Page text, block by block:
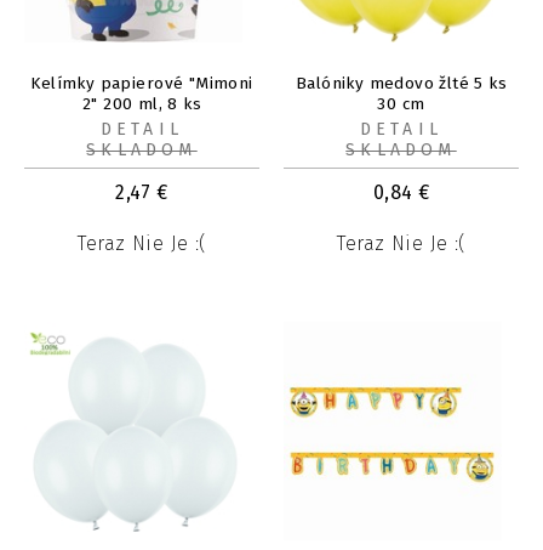
Kelímky papierové "Mimoni
2" 200 ml, 8 ks
2,47 €
Teraz Nie Je :(
DETAIL
SKLADOM
Balóniky medovo žlté 5 ks
30 cm
0,84 €
Teraz Nie Je :(
DETAIL
SKLADOM